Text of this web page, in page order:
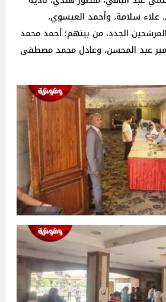
سلامة، وأحمد العيسوي،
الجدد، من بينهم: أحمد محمد
عبد المحسن، وعادل محمد مصطفى